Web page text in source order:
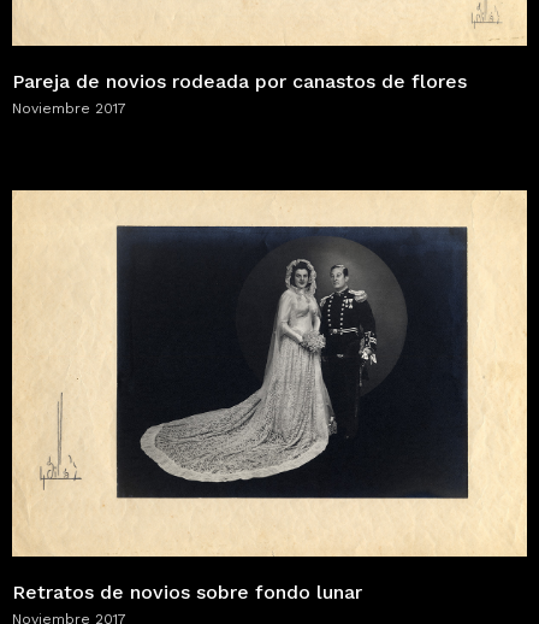
Pareja de novios rodeada por canastos de flores
Noviembre 2017
Retratos de novios sobre fondo lunar
Noviembre 2017